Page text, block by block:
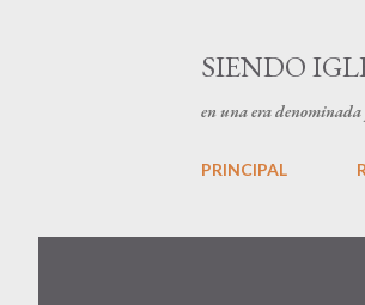
SIENDO
en una era
PRINCIPAL